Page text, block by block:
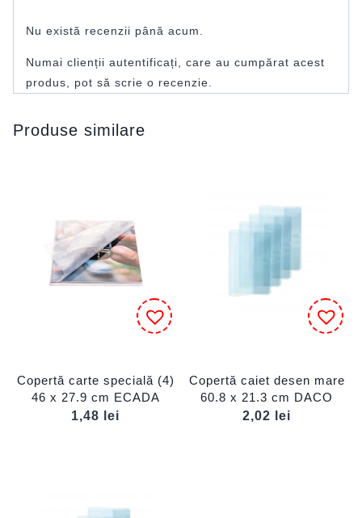
Nu există recenzii până acum.
Numai clienții autentificați, care au cumpărat acest
produs, pot să scrie o recenzie.
Produse similare
Copertă carte specială (4)
46 x 27.9 cm ECADA
1,48
lei
Copertă caiet desen mare
60.8 x 21.3 cm DACO
2,02
lei